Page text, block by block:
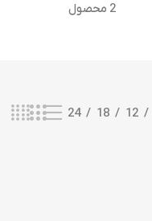
2 محصول
12
18
24